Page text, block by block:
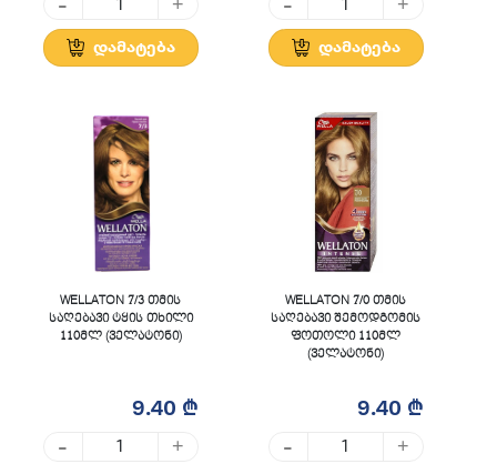
+
დამატება
+
დამატება
WELLATON 7/3 თმის
საღებავი ტყის თხილი
110მლ (ველატონი)
9.40 ₾
- +
WELLATON 7/0 თმის
საღებავი შემოდგომის
ფოთოლი 110მლ
(ველატონი)
9.40 ₾
- +